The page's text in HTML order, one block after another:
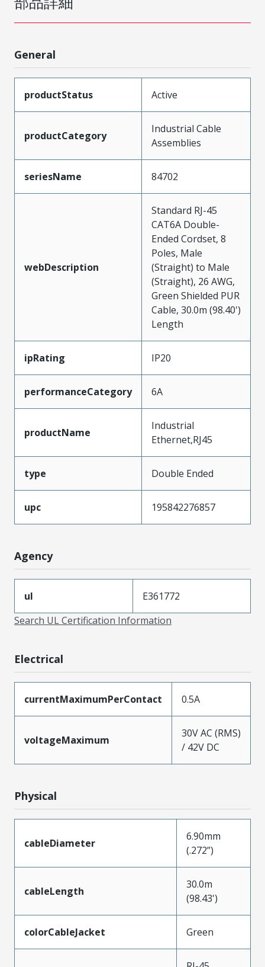
General
productStatus Active
productCategory
Industrial Cable
Assemblies
seriesName 84702
webDescription
Standard RJ-45
CAT6A Double-
Ended Cordset, 8
Poles, Male
(Straight) to Male
(Straight), 26 AWG,
Green Shielded PUR
Cable, 30.0m (98.40')
Length
ipRating IP20
performanceCategory 6A
productName
Industrial
Ethernet,RJ45
type Double Ended
upc 195842276857
Agency
ul
E361772
Search UL Certification Information
Electrical
currentMaximumPerContact 0.5A
voltageMaximum
30V AC (RMS)
/ 42V DC
Physical
cableDiameter
6.90mm
(.272”)
cableLength
30.0m
(98.43')
colorCableJacket Green